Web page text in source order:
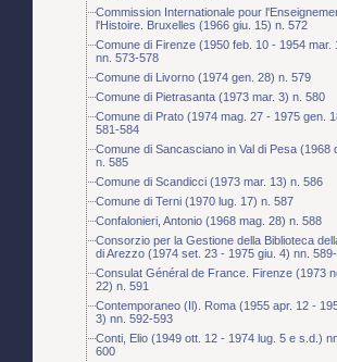
Commission Internationale pour
l'Histoire. Bruxelles (1966 giu. 15) n. 572
Comune di Firenze (1950 feb. 10 - 1954 mar.
nn. 573-578
Comune di Livorno (1974 gen. 28) n. 579
Comune di Pietrasanta (1973 mar. 3) n. 580
Comune di Prato (1974 mag. 27 - 1975 gen.
581-584
Comune di Sancasciano in Val di Pesa (1968
n. 585
Comune di Scandicci (1973 mar. 13) n. 586
Comune di Terni (1970 lug. 17) n. 587
Confalonieri, Antonio (1968 mag. 28) n. 588
Consorzio per la Gestione della Biblioteca
di Arezzo (1974 set. 23 - 1975 giu. 4) nn.
Consulat Général de France. Firenze (1973
22) n. 591
Contemporaneo (Il). Roma (1955 apr. 12 -
3) nn. 592-593
Conti, Elio (1949 ott. 12 - 1974 lug. 5 e s.d.)
600